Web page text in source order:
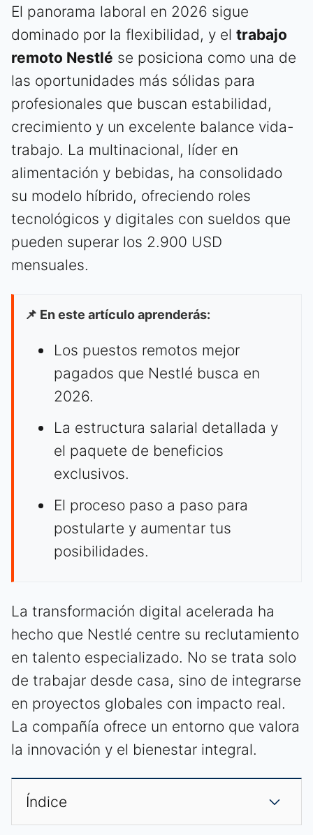
El panorama laboral en 2026 sigue
dominado por la flexibilidad, y el trabajo
remoto Nestlé se posiciona como una de
las oportunidades más sólidas para
profesionales que buscan estabilidad,
crecimiento y un excelente balance vida-
trabajo. La multinacional, líder en
alimentación y bebidas, ha consolidado
su modelo híbrido, ofreciendo roles
tecnológicos y digitales con sueldos que
pueden superar los 2.900 USD
mensuales.
📌 En este artículo aprenderás:
Los puestos remotos mejor
pagados que Nestlé busca en
2026.
La estructura salarial detallada y
el paquete de beneficios
exclusivos.
El proceso paso a paso para
postularte y aumentar tus
posibilidades.
La transformación digital acelerada ha
hecho que Nestlé centre su reclutamiento
en talento especializado. No se trata solo
de trabajar desde casa, sino de integrarse
en proyectos globales con impacto real.
La compañía ofrece un entorno que valora
la innovación y el bienestar integral.
Índice